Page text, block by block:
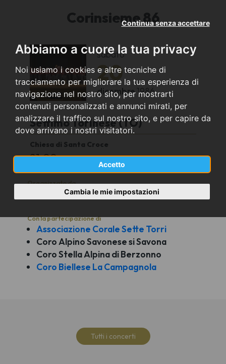
Abbiamo a cuore la tua privacy
Noi usiamo i cookies e altre tecniche di
tracciamento per migliorare la tua esperienza di
navigazione nel nostro sito, per mostrarti
contenuti personalizzati e annunci mirati, per
analizzare il traffico sul nostro sito, e per capire da
dove arrivano i nostri visitatori.
Accetto
Continua senza accettare
Cambia le mie impostazioni
Corinsieme 86
sabato
20
dicembre1986
Settimo Torinese (TO)
Chiesa di Santa Croce
21.00
Organizzato da
Corale 7 Torri
Con la partecipazione di
Associazione Corale Sette Torri
Coro Alpino Savonese si Savona
Coro Stella Alpina di Berzonno
Coro Biellese La Campagnola
Tutti i concerti